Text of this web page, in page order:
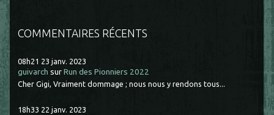
COMMENTAIRES RÉCENTS
08h21 23 janv. 2023
guivarch surRun des Pionniers 2022
Cher Gigi, Vraiment dommage ; nous nous y rendons tous...
18h33 22 janv. 2023